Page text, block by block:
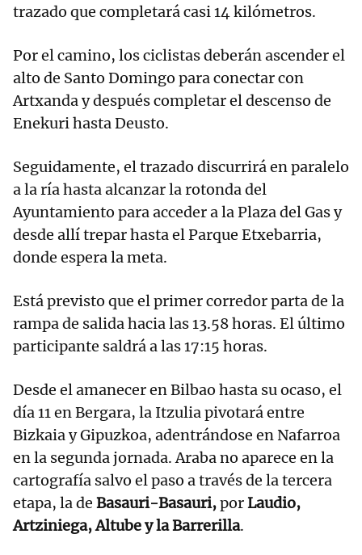
trazado que completará casi 14 kilómetros.
Por el camino, los ciclistas deberán ascender el
alto de Santo Domingo para conectar con
Artxanda y después completar el descenso de
Enekuri hasta Deusto.
Seguidamente, el trazado discurrirá en paralelo
a la ría hasta alcanzar la rotonda del
Ayuntamiento para acceder a la Plaza del Gas y
desde allí trepar hasta el Parque Etxebarria,
donde espera la meta.
Está previsto que el primer corredor parta de la
rampa de salida hacia las 13.58 horas. El último
participante saldrá a las 17:15 horas.
Desde el amanecer en Bilbao hasta su ocaso, el
día 11 en Bergara, la Itzulia pivotará entre
Bizkaia y Gipuzkoa, adentrándose en Nafarroa
en la segunda jornada. Araba no aparece en la
cartografía salvo el paso a través de la tercera
etapa, la de Basauri-Basauri,porLaudio,
Artziniega, Altube y la Barrerilla.